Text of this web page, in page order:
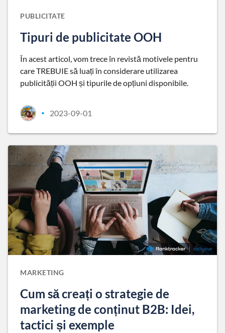
PUBLICITATE
Tipuri de publicitate OOH
În acest articol, vom trece în revistă motivele pentru
care TREBUIE să luați în considerare utilizarea
publicității OOH și tipurile de opțiuni disponibile.
• 2023-09-01
MARKETING
Cum să creați o strategie de
marketing de conținut B2B: Idei,
tactici și exemple